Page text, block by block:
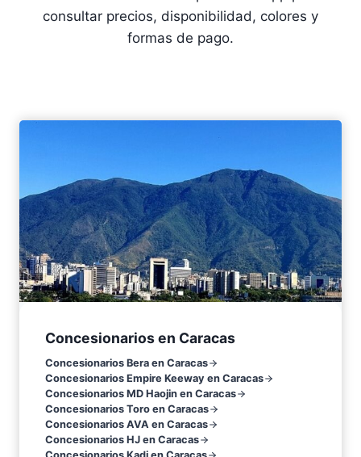
consultar precios, disponibilidad, colores y
formas de pago.
Concesionarios en Caracas
Concesionarios Bera en Caracas
Concesionarios Empire Keeway en Caracas
Concesionarios MD Haojin en Caracas
Concesionarios Toro en Caracas
Concesionarios AVA en Caracas
Concesionarios HJ en Caracas